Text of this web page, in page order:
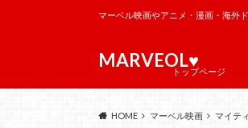
MARVEOL♥️
マーベル映画やアニメ・漫画・海外
トップページ
HOME マーベル映画 マイテ